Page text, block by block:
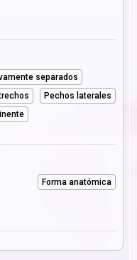
separados
Pechos laterales
Forma anatómica